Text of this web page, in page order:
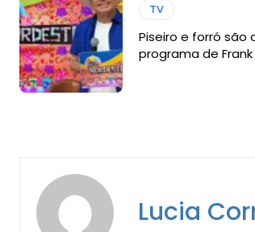
TV
Piseiro e forró são
programa de
Lucia